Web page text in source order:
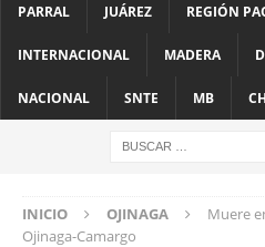
PARRAL JUÁREZ REGIÓN
INTERNACIONAL MADERA
NACIONAL SNTE MB
INICIO OJINAGA
Muere
Ojinaga-Camargo